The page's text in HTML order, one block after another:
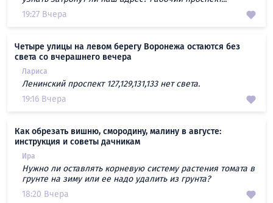
19:27 Вчера
Четыре улицы на левом берегу Воронежа остаются без
света со вчерашнего вечера
Лариса
Ленинский проспект 127,129,131,133 нет света.
19:16 Вчера
Как обрезать вишню, смородину, малину в августе:
инструкция и советы дачникам
Ира
Нужно ли оставлять корневую систему растения томата в
грунте на зиму или ее надо удалить из грунта?
18:20 Вчера